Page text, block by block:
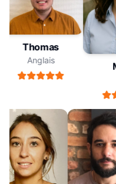
Thomas
Anglais